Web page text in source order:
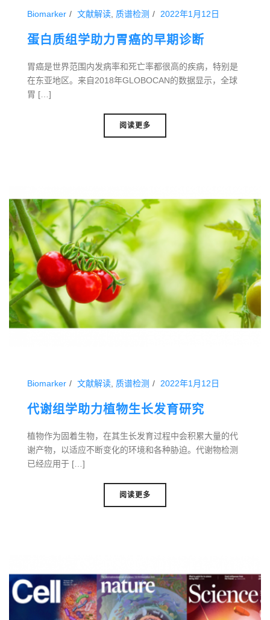
Biomarker 文献解读 质谱检测 2022年1月12日
蛋白质组学助力胃癌的早期诊断
胃癌是世界范围内发病率和死亡率都很高的疾病，特别是
在东亚地区。来自2018年GLOBOCAN的数据显示，全球
胃 […]
阅读更多
Biomarker 文献解读 质谱检测 2022年1月12日
代谢组学助力植物生长发育研究
植物作为固着生物，在其生长发育过程中会积累大量的代
谢产物，以适应不断变化的环境和各种胁迫。代谢物检测
已经应用于 […]
阅读更多